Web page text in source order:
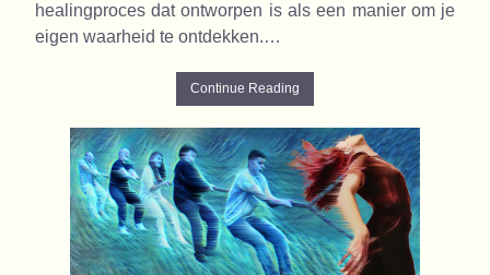
healingproces dat ontworpen is als een manier om je
eigen waarheid te ontdekken.…
Continue Reading